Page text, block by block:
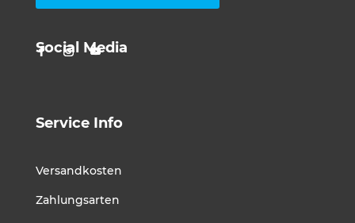
Social Media
Service Info
Versandkosten
Zahlungsarten